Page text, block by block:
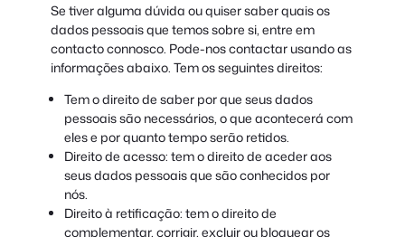
Se tiver alguma dúvida ou quiser saber quais os
dados pessoais que temos sobre si, entre em
contacto connosco. Pode-nos contactar usando as
informações abaixo. Tem os seguintes direitos:
Tem o direito de saber por que seus dados
pessoais são necessários, o que acontecerá com
eles e por quanto tempo serão retidos.
Direito de acesso: tem o direito de aceder aos
seus dados pessoais que são conhecidos por
nós.
Direito à retificação: tem o direito de
complementar, corrigir, excluir ou bloquear os